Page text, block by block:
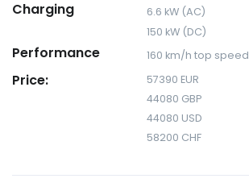
Charging
6.6 kW (AC)
150 kW (DC)
Performance 160 km/h top speed
Price:
57390 EUR
44080 GBP
44080 USD
58200 CHF